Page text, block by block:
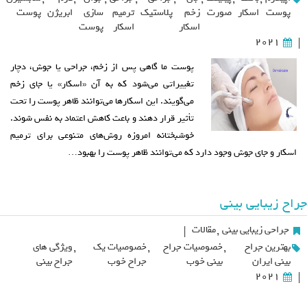
پوست اسکار صورت زخم
اسکار
پلاستیک ترمیم
اسکار
سازی
پوست
ابریژن پوست
|
2021
پوست ما گاهی پس از زخم، جراحی یا جوش، دچار
تغییراتی می‌شود که به آن «اسکار» یا جای زخم
می‌گویند. این اسکارها می‌توانند ظاهر پوست را تحت
تأثیر قرار دهند و باعث کاهش اعتماد به نفس شوند.
خوشبختانه امروزه روش‌های متنوعی برای ترمیم
اسکار و جای جوش وجود دارد که می‌توانند ظاهر پوست را بهبود…
جراح زیبایی بینی
جراحی زیبایی بینی ,مقالات |
بهترین جراح
بینی ایران
,خصوصیات جراح
بینی خوب
,خصوصیات یک
جراح خوب
,ویژگی های
جراح بینی
|
2021